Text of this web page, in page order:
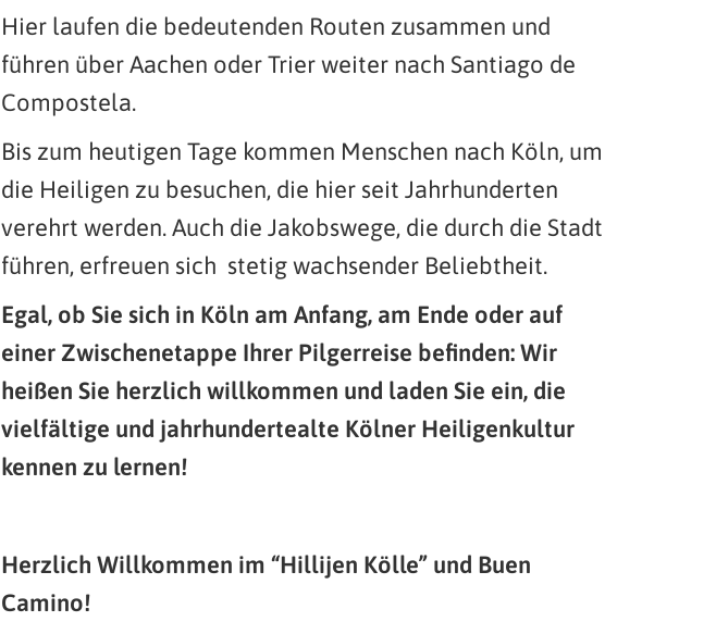
Hier laufen die bedeutenden Routen zusammen und
führen über Aachen oder Trier weiter nach Santiago de
Compostela.
Bis zum heutigen Tage kommen Menschen nach Köln, um
die Heiligen zu besuchen, die hier seit Jahrhunderten
verehrt werden. Auch die Jakobswege, die durch die Stadt
führen, erfreuen sich stetig wachsender Beliebtheit.
Egal, ob Sie sich in Köln am Anfang, am Ende oder auf
einer Zwischenetappe Ihrer Pilgerreise befinden: Wir
heißen Sie herzlich willkommen und laden Sie ein, die
vielfältige und jahrhundertealte Kölner Heiligenkultur
kennen zu lernen!
Herzlich Willkommen im “Hillijen Kölle” und Buen
Camino!